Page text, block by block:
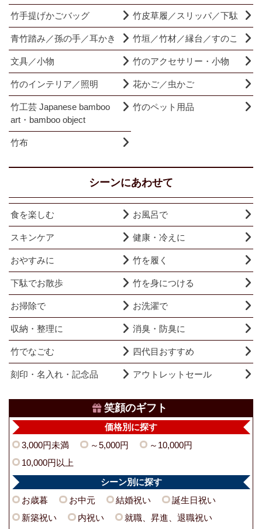
竹手提げかごバッグ 竹皮草履／スリッパ／下駄
青竹踏み／孫の手／耳かき 竹垣／竹材／縁台／すのこ
文具／小物 竹のアクセサリー・小物
竹のインテリア／照明 花かご／虫かご
竹工芸 Japanese bamboo
art・bamboo object
竹のペット用品
竹布
シーンにあわせて
食を楽しむ お風呂で
スキンケア 健康・冷えに
おやすみに 竹を履く
下駄でお散歩 竹を身につける
お掃除で お洗濯で
収納・整理に 消臭・防臭に
竹でなごむ 四代目おすすめ
刻印・名入れ・記念品 アウトレットセール
笑顔のギフト
価格別に探す
3,000円未満 ～5,000円
～10,000円
10,000円以上
シーン別に探す
お歳暮 お中元 結婚祝い
誕生日祝い
新築祝い
内祝い 就職、昇進、退職祝い